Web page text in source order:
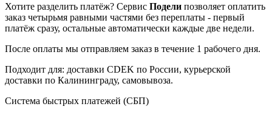
Хотите разделить платёж? Сервис Подели позволяет оплатить
заказ четырьмя равными частями без переплаты - первый
платёж сразу, остальные автоматически каждые две недели.
После оплаты мы отправляем заказ в течение 1 рабочего дня.
Подходит для: доставки CDEK по России, курьерской
доставки по Калининграду, самовывоза.
Система быстрых платежей (СБП)